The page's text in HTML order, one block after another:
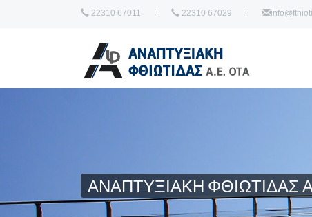
22310 67011 22310 67029
ΑΝΑΠΤΥΞΙΑΚΗ ΦΘΙΩΤΙΔΑΣ